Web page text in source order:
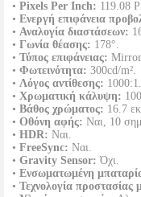
• Pixels Per Inch: 119.08
• Ενεργή επιφάνεια
• Αναλογία διαστάσεων:
• Γωνία θέασης: 178°.
• Τύπος επιφάνειας:
• Φωτεινότητα: 300cd/m².
• Λόγος αντίθεσης: 1000:1.
• Χρωματική κάλυψη:
• Βάθος χρώματος: 16.7
• Οθόνη αφής: Ναι, 10
• HDR: Ναι.
• FreeSync: Ναι.
• Gravity Sensor: Όχι.
• Ενσωματωμένη
• Τεχνολογία προστασίας